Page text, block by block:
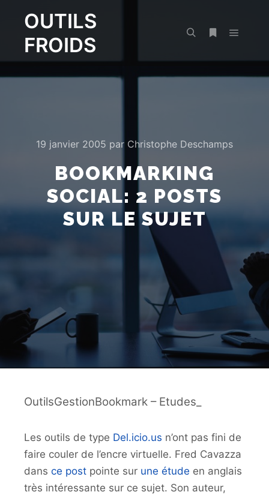
OUTILS
FROIDS
19 janvier 2005 par Christophe Deschamps
BOOKMARKING
SOCIAL: 2 POSTS
SUR LE SUJET
OutilsGestionBookmark – Etudes_
Les outils de type Del.icio.us n’ont pas fini de
faire couler de l’encre virtuelle. Fred Cavazza
dans ce post pointe sur une étude en anglais
très intéressante sur ce sujet. Son auteur,